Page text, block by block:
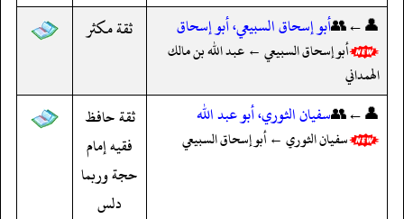
👤←👥أبو إسحاق السبيعي، أبو إسحاق
أبو إسحاق السبيعي ← عبد الله بن مالك
الهمداني
ثقة مكثر
👤←👥سفيان الثوري، أبو عبد الله
سفيان الثوري ← أبو إسحاق السبيعي
ثقة حافظ
فقيه إمام
حجة وربما
دلس